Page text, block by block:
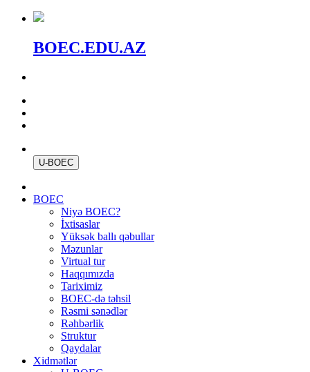
BOEC.EDU.AZ
U-BOEC
BOEC
Niyə BOEC?
İxtisaslar
Yüksək ballı qəbullar
Məzunlar
Virtual tur
Haqqımızda
Tariximiz
BOEC-də təhsil
Rəsmi sənədlər
Rəhbərlik
Struktur
Qaydalar
Xidmətlər